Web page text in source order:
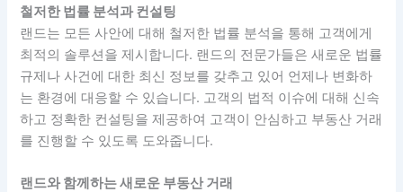
철저한 법률 분석과 컨설팅
랜드는 모든 사안에 대해 철저한 법률 분석을 통해 고객에게
최적의 솔루션을 제시합니다. 랜드의 전문가들은 새로운 법률
규제나 사건에 대한 최신 정보를 갖추고 있어 언제나 변화하
는 환경에 대응할 수 있습니다. 고객의 법적 이슈에 대해 신속
하고 정확한 컨설팅을 제공하여 고객이 안심하고 부동산 거래
를 진행할 수 있도록 도와줍니다.
랜드와 함께하는 새로운 부동산 거래